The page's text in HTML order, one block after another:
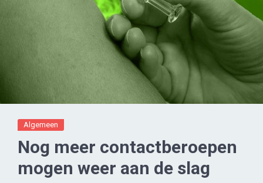
Algemeen
Nog meer contactberoepen
mogen weer aan de slag